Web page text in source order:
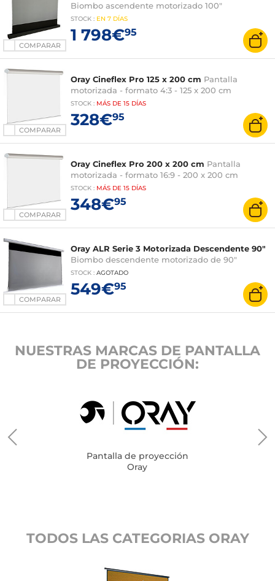
COMPARAR
Biombo ascendente motorizado 100"
STOCK : EN 7 DÍAS
1 798€95
COMPARAR
Oray Cineflex Pro 125 x 200 cm Pantalla
motorizada - formato 4:3 - 125 x 200 cm
STOCK : MÁS DE 15 DÍAS
328€95
COMPARAR
Oray Cineflex Pro 200 x 200 cm Pantalla
motorizada - formato 16:9 - 200 x 200 cm
STOCK : MÁS DE 15 DÍAS
348€95
COMPARAR
Oray ALR Serie 3 Motorizada Descendente 90"
Biombo descendente motorizado de 90"
STOCK : AGOTADO
549€95
NUESTRAS MARCAS DE PANTALLA
DE PROYECCIÓN:
Pantalla de proyección
Oray
TODOS LAS CATEGORIAS ORAY